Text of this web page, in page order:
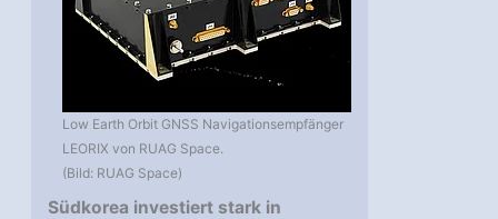
Low Earth Orbit GNSS Navigationsempfänger
LEORIX von RUAG Space.
(Bild: RUAG Space)
Südkorea investiert stark in